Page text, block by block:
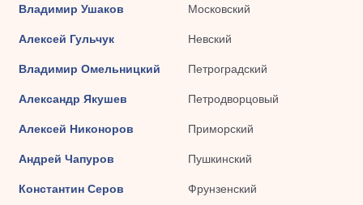
Владимир Ушаков Московский
Алексей Гульчук Невский
Владимир Омельницкий Петроградский
Александр Якушев Петродворцовый
Алексей Никоноров Приморский
Андрей Чапуров Пушкинский
Константин Серов Фрунзенский